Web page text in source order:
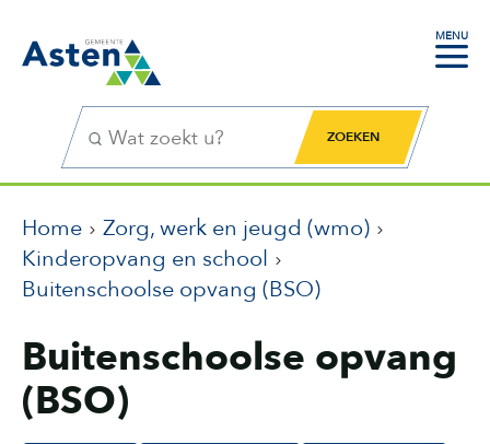
MENU
Zoekfunctie Zoekknop
Home
Zorg, werk en jeugd (wmo)
Kinderopvang en school
Buitenschoolse opvang (BSO)
Buitenschoolse opvang
(BSO)